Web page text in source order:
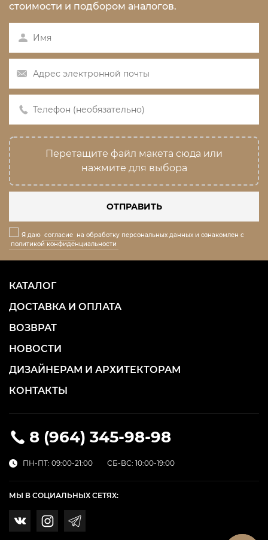
стоимости и подбором аналогов.
Перетащите файл макета сюда или
нажмите для выбора
ОТПРАВИТЬ
Я даю согласие на обработку персональных данных и ознакомлен с
политикой конфиденциальности
8 (964) 345-98-98
ПН-ПТ: 09:00-21:00 СБ-ВС: 10:00-19:00
КАТАЛОГ
ДОСТАВКА И ОПЛАТА
ВОЗВРАТ
НОВОСТИ
ДИЗАЙНЕРАМ И АРХИТЕКТОРАМ
КОНТАКТЫ
МЫ В СОЦИАЛЬНЫХ СЕТЯХ: